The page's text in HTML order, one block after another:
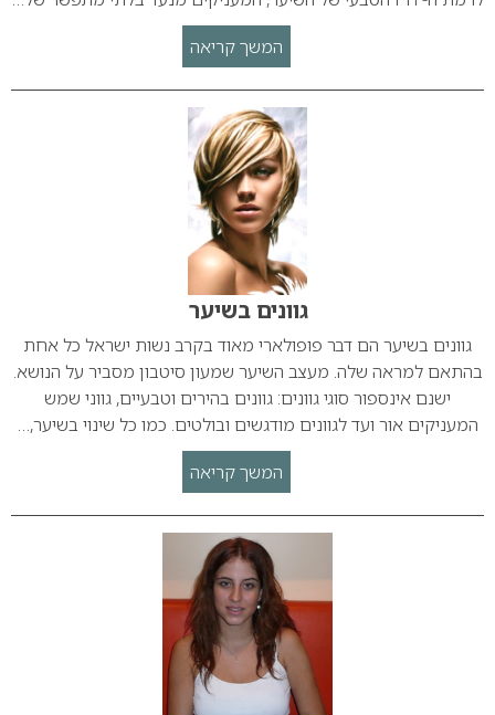
המשך קריאה
גוונים בשיער
גוונים בשיער הם דבר פופולארי מאוד בקרב נשות ישראל כל אחת
בהתאם למראה שלה. מעצב השיער שמעון סיטבון מסביר על הנושא.
ישנם אינספור סוגי גוונים: גוונים בהירים וטבעיים, גווני שמש
המעניקים אור ועד לגוונים מודגשים ובולטים. כמו כל שינוי בשיער,…
המשך קריאה